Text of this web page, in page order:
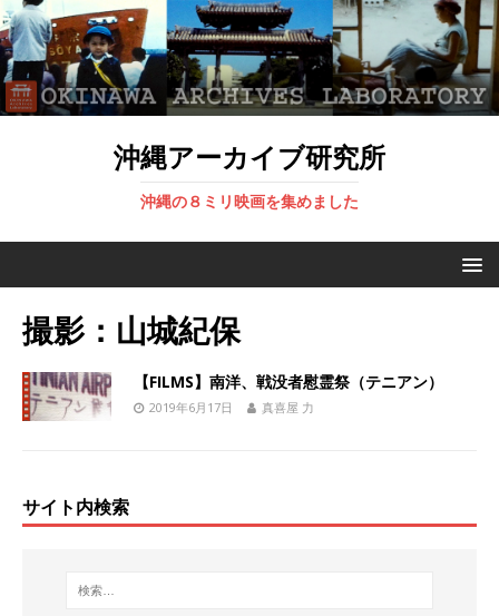
沖縄アーカイブ研究所
沖縄の８ミリ映画を集めました
撮影：山城紀保
【FILMS】南洋、戦没者慰霊祭（テニアン）
2019年6月17日 真喜屋 力
サイト内検索